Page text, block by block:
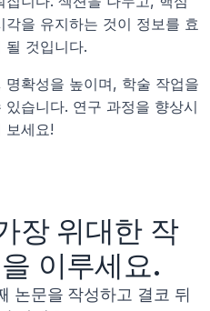
을 유지하는 것이 정보를 효
될 것입니다.
명확성을 높이며, 학술 작업을
습니다. 연구 과정을 향상시
보세요!
장 위대한 작
이루세요.
논문을 작성하고 결코 뒤